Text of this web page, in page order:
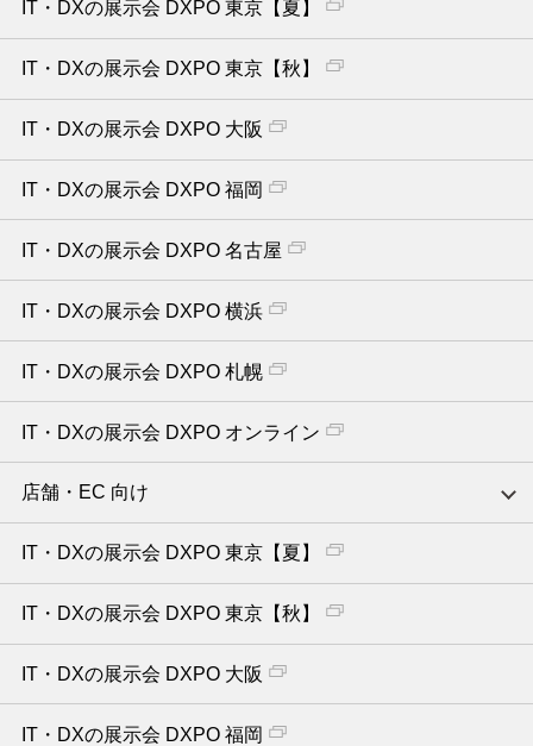
IT・DXの展示会 DXPO 東京【夏】
IT・DXの展示会 DXPO 東京【秋】
IT・DXの展示会 DXPO 大阪
IT・DXの展示会 DXPO 福岡
IT・DXの展示会 DXPO 名古屋
IT・DXの展示会 DXPO 横浜
IT・DXの展示会 DXPO 札幌
IT・DXの展示会 DXPO オンライン
店舗・EC 向け
IT・DXの展示会 DXPO 東京【夏】
IT・DXの展示会 DXPO 東京【秋】
IT・DXの展示会 DXPO 大阪
IT・DXの展示会 DXPO 福岡